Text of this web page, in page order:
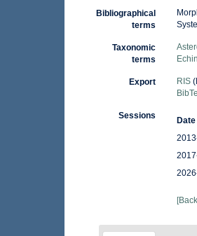
Bibliographical
terms
Taxonomic
terms
Export RIS
Sessions
Date